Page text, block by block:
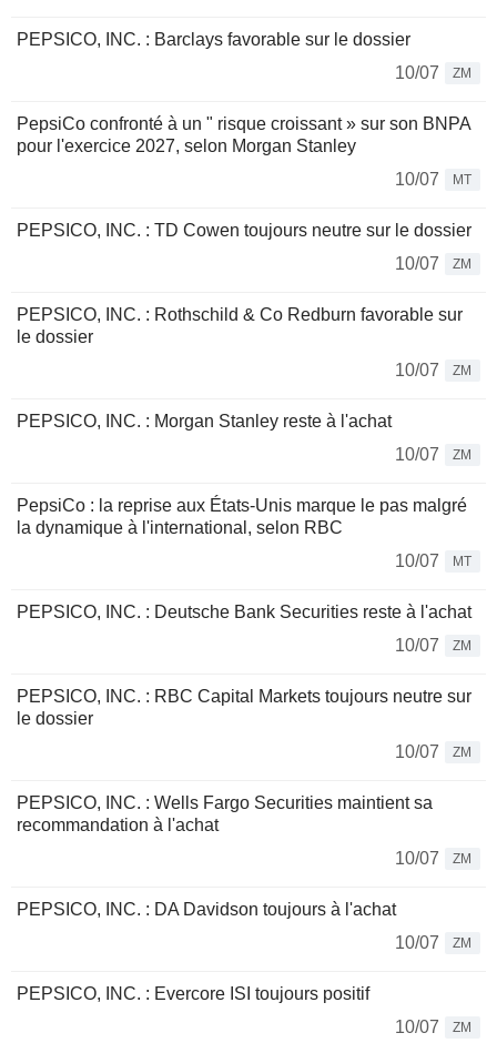
PEPSICO, INC. : Barclays favorable sur le dossier
10/07
ZM
PepsiCo confronté à un " risque croissant » sur son BNPA
pour l'exercice 2027, selon Morgan Stanley
10/07
MT
PEPSICO, INC. : TD Cowen toujours neutre sur le dossier
10/07
ZM
PEPSICO, INC. : Rothschild & Co Redburn favorable sur
le dossier
10/07
ZM
PEPSICO, INC. : Morgan Stanley reste à l'achat
10/07
ZM
PepsiCo : la reprise aux États-Unis marque le pas malgré
la dynamique à l'international, selon RBC
10/07
MT
PEPSICO, INC. : Deutsche Bank Securities reste à l'achat
10/07
ZM
PEPSICO, INC. : RBC Capital Markets toujours neutre sur
le dossier
10/07
ZM
PEPSICO, INC. : Wells Fargo Securities maintient sa
recommandation à l'achat
10/07
ZM
PEPSICO, INC. : DA Davidson toujours à l'achat
10/07
ZM
PEPSICO, INC. : Evercore ISI toujours positif
10/07
ZM